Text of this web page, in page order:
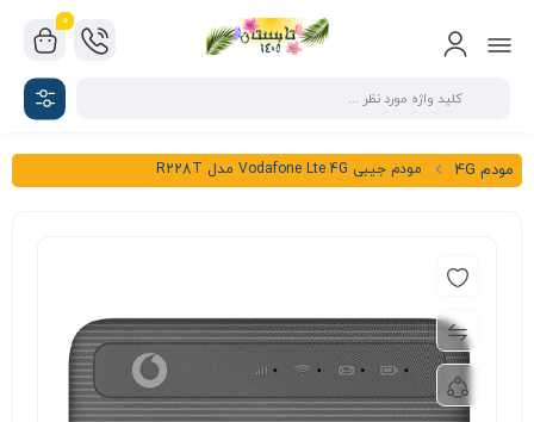
0
مودم 4G مودم جیبی Vodafone Lte 4G مدل R228T